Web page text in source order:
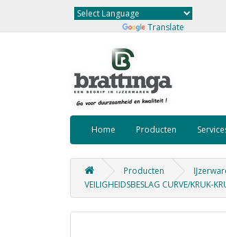
Translate
Home Producten
Producten
VEILIGHEIDSBESLAG CURVE/KRUK-